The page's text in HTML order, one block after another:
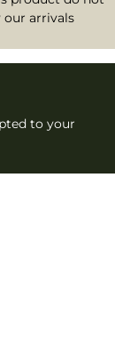
arrivals
to your